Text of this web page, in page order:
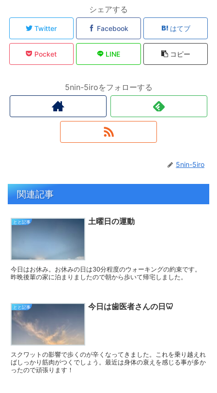
シェアする
Twitter Facebook はてブ
Pocket LINE コピー
5nin-5iroをフォローする
5nin-5iro
関連記事
とと記事 土曜日の運動
今日はお休み。お休みの日は30分程度のウォーキングの約束です。
昨晩後輩の家に泊まりましたので朝から歩いて帰宅しました。
とと記事 今日は歯医者さんの日🦷
スクワットの影響で歩くのが辛くなってきました。これを乗り越えれ
ばしっかり筋肉がつくでしょう。最近は身体の衰えを感じる事が多か
ったので頑張ります！